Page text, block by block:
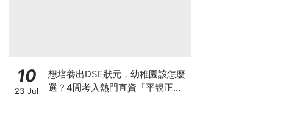
10
23 Jul
想培養出DSE狀元，幼稚園該怎麼
選？4間考入熱門直資「平靚正」